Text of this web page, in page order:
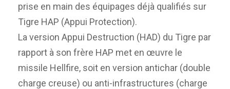
prise en main des équipages déjà qualifiés sur
Tigre HAP (Appui Protection).
La version Appui Destruction (HAD) du Tigre par
rapport à son frère HAP met en œuvre le
missile Hellfire, soit en version antichar (double
charge creuse) ou anti-infrastructures (charge